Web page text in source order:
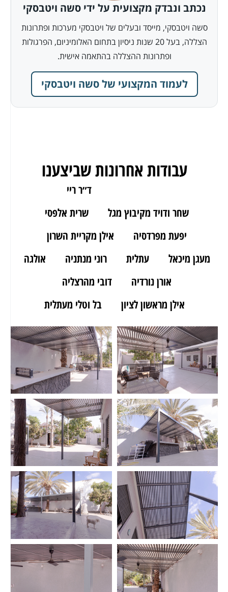
נכתב ונבדק מקצועית על ידי סשה ויטבסקי
סשה ויטבסקי, מייסד ובעלים של ויטבסקי מערכות ופתרונות
הצללה, בעל 20 שנות ניסיון בתחום האלומיניום, הפרגולות
ופתרונות ההצללה בהתאמה אישית.
לעמוד המקצועי של סשה ויטבסקי
עבודות אחרונות שביצענו
ד״ר ריי
שחר ודויד מקיבוץ מגל
שרית אלפסי
יפעת מפרדסיה
אילן מקריית השרון
מעגן מיכאל
עתלית רוני מנתניה
אולגה
אורן נורדיה
דובי מהרצליה
אילן מראשון לציון
בל וטלי מעתלית